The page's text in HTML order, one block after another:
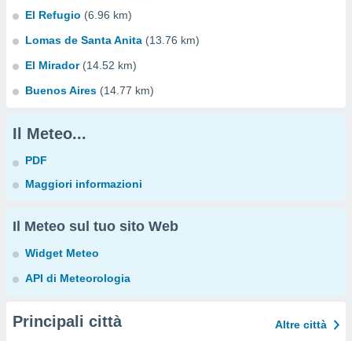
El Refugio (6.96 km)
Lomas de Santa Anita (13.76 km)
El Mirador (14.52 km)
Buenos Aires (14.77 km)
Il Meteo...
PDF
Maggiori informazioni
Il Meteo sul tuo sito Web
Widget Meteo
API di Meteorologia
Principali città Altre città